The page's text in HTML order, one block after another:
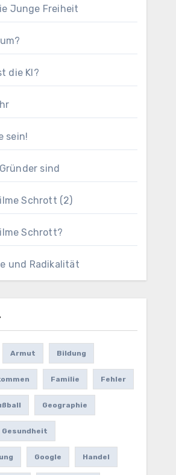
Junge Freiheit
die KI?
sein!
sind
Schrott (2)
Schrott?
und Radikalität
Armut Bildung
Familie Fehler
Geographie
Gesundheit
Google Handel